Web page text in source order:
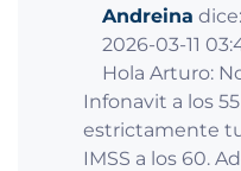
Andreina dice:
2026-03-11
Hola Arturo:
Infonavit a los
estrictamente
IMSS a los 60.